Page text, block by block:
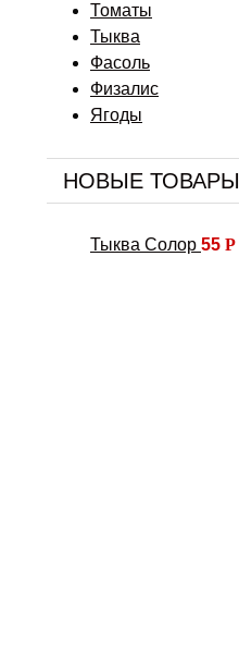
Томаты
Тыква
Фасоль
Физалис
Ягоды
НОВЫЕ ТОВАРЫ
Тыква Солор 55 Р